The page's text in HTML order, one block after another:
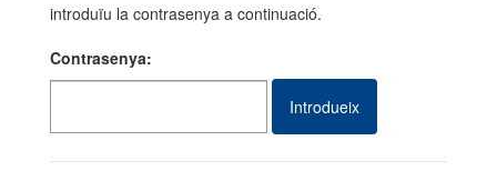
introduïu la contrasenya a continuació.
Contrasenya: